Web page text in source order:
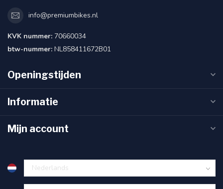
info@premiumbikes.nl
KVK nummer: 70660034
btw-nummer: NL858411672B01
Openingstijden
Informatie
Mijn account